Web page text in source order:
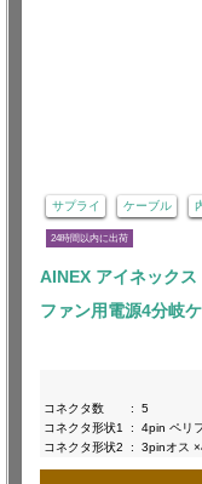
サプライ ケーブル
24時間以内に出荷
AINEX アイネックス
ファン用電源4分岐
コネクタ数
:
5
コネクタ形状1
:
4pin ペリ
コネクタ形状2
: 3pinオス